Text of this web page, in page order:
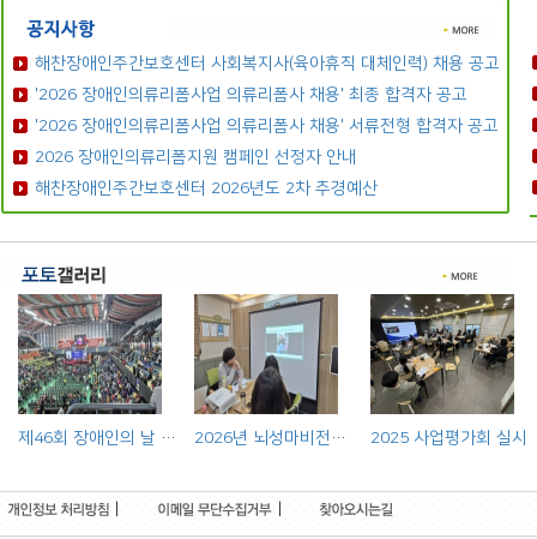
해찬장애인주간보호센터 사회복지사(육아휴직 대체인력) 채용 공고
'2026 장애인의류리폼사업 의류리폼사 채용' 최종 합격자 공고
'2026 장애인의류리폼사업 의류리폼사 채용' 서류전형 합격자 공고
2026 장애인의류리폼지원 캠페인 선정자 안내
해찬장애인주간보호센터 2026년도 2차 추경예산
제46회 장애인의 날 기념행사(법인사업 홍보부스 운영) 2026년 뇌성마비전문기관 연합사례회의 실시 2025 사업평가회 실시
|